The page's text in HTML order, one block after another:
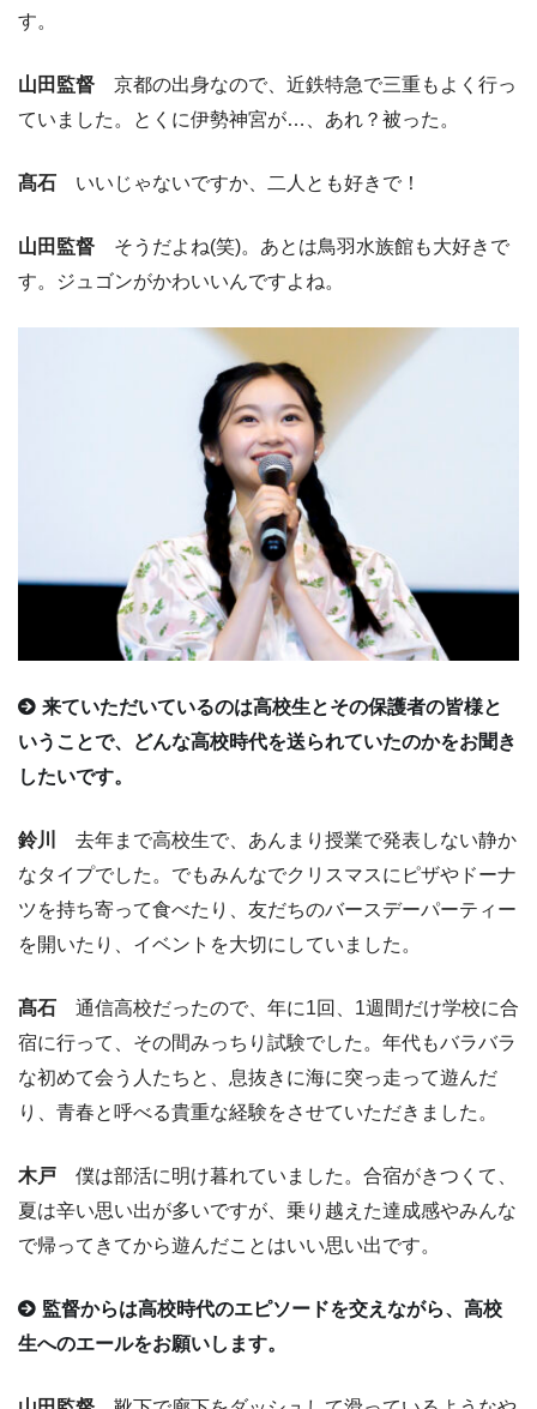
す。
山田監督 京都の出身なので、近鉄特急で三重もよく行っ
ていました。とくに伊勢神宮が…、あれ？被った。
髙石 いいじゃないですか、二人とも好きで！
山田監督 そうだよね(笑)。あとは鳥羽水族館も大好きで
す。ジュゴンがかわいいんですよね。
来ていただいているのは高校生とその保護者の皆様と
いうことで、どんな高校時代を送られていたのかをお聞き
したいです。
鈴川 去年まで高校生で、あんまり授業で発表しない静か
なタイプでした。でもみんなでクリスマスにピザやドーナ
ツを持ち寄って食べたり、友だちのバースデーパーティー
を開いたり、イベントを大切にしていました。
髙石 通信高校だったので、年に1回、1週間だけ学校に合
宿に行って、その間みっちり試験でした。年代もバラバラ
な初めて会う人たちと、息抜きに海に突っ走って遊んだ
り、青春と呼べる貴重な経験をさせていただきました。
木戸 僕は部活に明け暮れていました。合宿がきつくて、
夏は辛い思い出が多いですが、乗り越えた達成感やみんな
で帰ってきてから遊んだことはいい思い出です。
監督からは高校時代のエピソードを交えながら、高校
生へのエールをお願いします。